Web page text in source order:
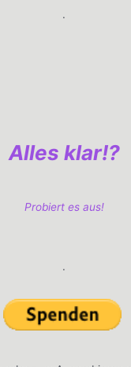
.
Alles klar!?
Probiert es aus!
.